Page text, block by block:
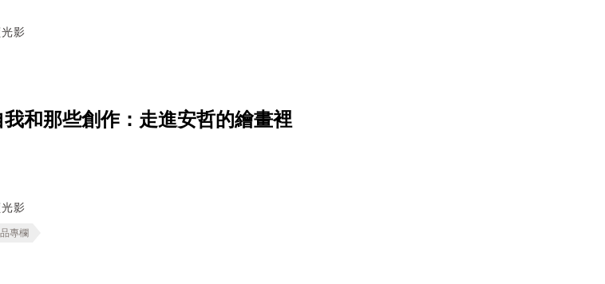
影
和那些創作：走進安哲的繪畫裡
影
專欄